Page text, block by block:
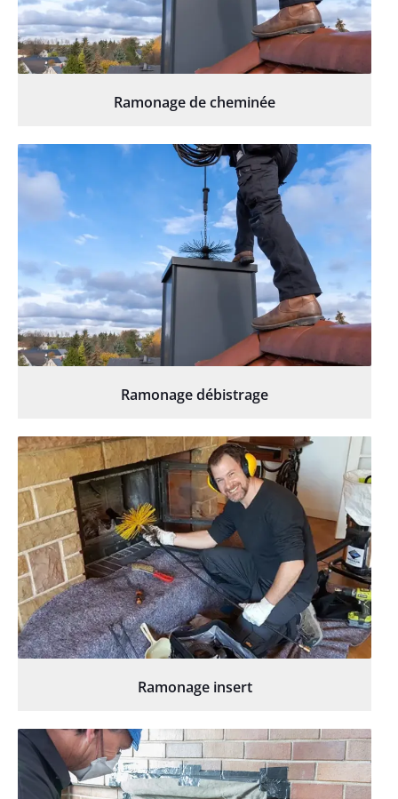
Ramonage de cheminée
Ramonage débistrage
Ramonage insert